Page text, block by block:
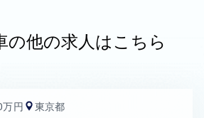
の他の求人はこちら
円 東京都